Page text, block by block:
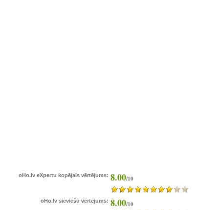
oHo.lv eXpertu kopējais vērtējums: 8.00/10
oHo.lv sieviešu vērtējums: 8.00/10